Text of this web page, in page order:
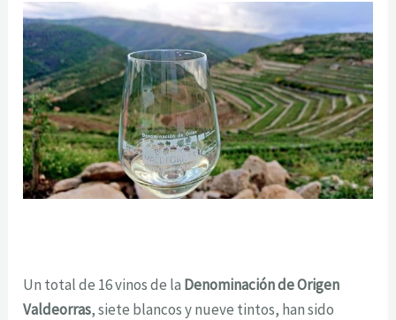
Un total de 16 vinos de la Denominación de Origen
Valdeorras, siete blancos y nueve tintos, han sido